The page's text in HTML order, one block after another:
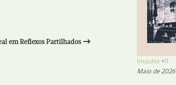
em Reflexos Partilhados
Impulso #11
Maio de 2026